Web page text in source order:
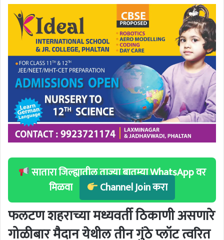
सातारा जिल्ह्यातील ताज्या बातम्या WhatsApp वर
मिळवा
Channel Join करा
फलटण शहराच्या मध्यवर्ती ठिकाणी असणारे
गोळीबार मैदान येथील तीन गुंठे प्लॉट त्वरित